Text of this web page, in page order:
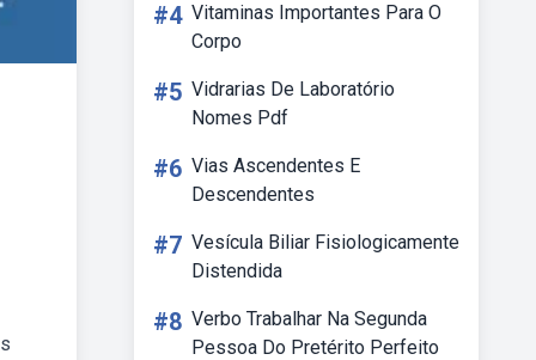
#4 Vitaminas Importantes Para O
Corpo
#5 Vidrarias De Laboratório
Nomes Pdf
#6 Vias Ascendentes E
Descendentes
#7 Vesícula Biliar Fisiologicamente
Distendida
#8 Verbo Trabalhar Na Segunda
Pessoa Do Pretérito Perfeito